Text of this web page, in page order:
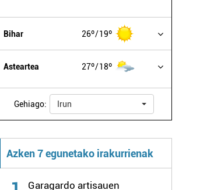
Bihar 26º 19º
Asteartea 27º 18º
Gehiago: Irun
Azken 7 egunetako irakurrienak
Garagardo artisauen